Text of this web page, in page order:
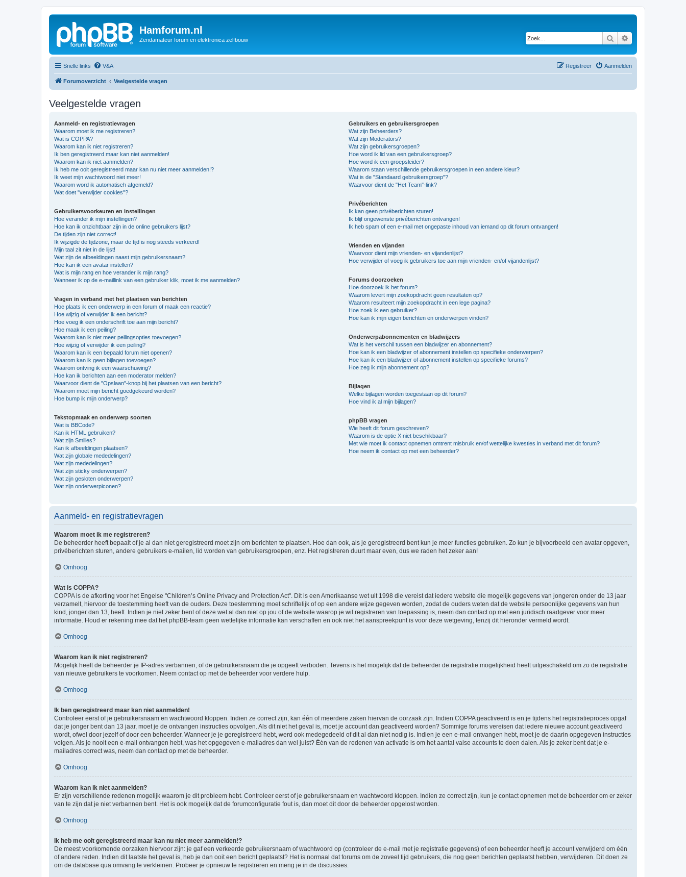
Hamforum.nl
Zendamateur forum en elektronica zelfbouw Zoek
Snelle links V&A Aanmelden
Registreer
Forumoverzicht Veelgestelde vragen
Veelgestelde vragen
Aanmeld- en registratievragen
Waarom moet ik me registreren?
Wat is COPPA?
Waarom kan ik niet registreren?
Ik ben geregistreerd maar kan niet aanmelden!
Waarom kan ik niet aanmelden?
Ik heb me ooit geregistreerd maar kan nu niet meer aanmelden!?
Ik weet mijn wachtwoord niet meer!
Waarom word ik automatisch afgemeld?
Wat doet "verwijder cookies"?
Gebruikersvoorkeuren en instellingen
Hoe verander ik mijn instellingen?
Hoe kan ik onzichtbaar zijn in de online gebruikers lijst?
De tijden zijn niet correct!
Ik wijzigde de tijdzone, maar de tijd is nog steeds verkeerd!
Mijn taal zit niet in de lijst!
Wat zijn de afbeeldingen naast mijn gebruikersnaam?
Hoe kan ik een avatar instellen?
Wat is mijn rang en hoe verander ik mijn rang?
Wanneer ik op de e-maillink van een gebruiker klik, moet ik me aanmelden?
Vragen in verband met het plaatsen van berichten
Hoe plaats ik een onderwerp in een forum of maak een reactie?
Hoe wijzig of verwijder ik een bericht?
Hoe voeg ik een onderschrift toe aan mijn bericht?
Hoe maak ik een peiling?
Waarom kan ik niet meer peilingsopties toevoegen?
Hoe wijzig of verwijder ik een peiling?
Waarom kan ik een bepaald forum niet openen?
Waarom kan ik geen bijlagen toevoegen?
Waarom ontving ik een waarschuwing?
Hoe kan ik berichten aan een moderator melden?
Waarvoor dient de "Opslaan"-knop bij het plaatsen van een bericht?
Waarom moet mijn bericht goedgekeurd worden?
Hoe bump ik mijn onderwerp?
Tekstopmaak en onderwerp soorten
Wat is BBCode?
Kan ik HTML gebruiken?
Wat zijn Smilies?
Kan ik afbeeldingen plaatsen?
Wat zijn globale mededelingen?
Wat zijn mededelingen?
Wat zijn sticky onderwerpen?
Wat zijn gesloten onderwerpen?
Wat zijn onderwerpiconen?
Gebruikers en gebruikersgroepen
Wat zijn Beheerders?
Wat zijn Moderators?
Wat zijn gebruikersgroepen?
Hoe word ik lid van een gebruikersgroep?
Hoe word ik een groepsleider?
Waarom staan verschillende gebruikersgroepen in een andere kleur?
Wat is de "Standaard gebruikersgroep"?
Waarvoor dient de "Het Team"-link?
Privéberichten
Ik kan geen privéberichten sturen!
Ik blijf ongewenste privéberichten ontvangen!
Ik heb spam of een e-mail met ongepaste inhoud van iemand op dit forum ontvangen!
Vrienden en vijanden
Waarvoor dient mijn vrienden- en vijandenlijst?
Hoe verwijder of voeg ik gebruikers toe aan mijn vrienden- en/of vijandenlijst?
Forums doorzoeken
Hoe doorzoek ik het forum?
Waarom levert mijn zoekopdracht geen resultaten op?
Waarom resulteert mijn zoekopdracht in een lege pagina?
Hoe zoek ik een gebruiker?
Hoe kan ik mijn eigen berichten en onderwerpen vinden?
Onderwerpabonnementen en bladwijzers
Wat is het verschil tussen een bladwijzer en abonnement?
Hoe kan ik een bladwijzer of abonnement instellen op specifieke onderwerpen?
Hoe kan ik een bladwijzer of abonnement instellen op specifieke forums?
Hoe zeg ik mijn abonnement op?
Bijlagen
Welke bijlagen worden toegestaan op dit forum?
Hoe vind ik al mijn bijlagen?
phpBB vragen
Wie heeft dit forum geschreven?
Waarom is de optie X niet beschikbaar?
Met wie moet ik contact opnemen omtrent misbruik en/of wettelijke kwesties in verband met dit forum?
Hoe neem ik contact op met een beheerder?
Aanmeld- en registratievragen
Waarom moet ik me registreren?
De beheerder heeft bepaalt of je al dan niet geregistreerd moet zijn om berichten te plaatsen. Hoe dan ook, als je geregistreerd bent kun je meer functies gebruiken. Zo kun je bijvoorbeeld een avatar opgeven,
privéberichten sturen, andere gebruikers e-mailen, lid worden van gebruikersgroepen, enz. Het registreren duurt maar even, dus we raden het zeker aan!
Omhoog
Wat is COPPA?
COPPA is de afkorting voor het Engelse "Children’s Online Privacy and Protection Act". Dit is een Amerikaanse wet uit 1998 die vereist dat iedere website die mogelijk gegevens van jongeren onder de 13 jaar
verzamelt, hiervoor de toestemming heeft van de ouders. Deze toestemming moet schriftelijk of op een andere wijze gegeven worden, zodat de ouders weten dat de website persoonlijke gegevens van hun
kind, jonger dan 13, heeft. Indien je niet zeker bent of deze wet al dan niet op jou of de website waarop je wil registreren van toepassing is, neem dan contact op met een juridisch raadgever voor meer
informatie. Houd er rekening mee dat het phpBB-team geen wettelijke informatie kan verschaffen en ook niet het aanspreekpunt is voor deze wetgeving, tenzij dit hieronder vermeld wordt.
Omhoog
Waarom kan ik niet registreren?
Mogelijk heeft de beheerder je IP-adres verbannen, of de gebruikersnaam die je opgeeft verboden. Tevens is het mogelijk dat de beheerder de registratie mogelijkheid heeft uitgeschakeld om zo de registratie
van nieuwe gebruikers te voorkomen. Neem contact op met de beheerder voor verdere hulp.
Omhoog
Ik ben geregistreerd maar kan niet aanmelden!
Controleer eerst of je gebruikersnaam en wachtwoord kloppen. Indien ze correct zijn, kan één of meerdere zaken hiervan de oorzaak zijn. Indien COPPA geactiveerd is en je tijdens het registratieproces opgaf
dat je jonger bent dan 13 jaar, moet je de ontvangen instructies opvolgen. Als dit niet het geval is, moet je account dan geactiveerd worden? Sommige forums vereisen dat iedere nieuwe account geactiveerd
wordt, ofwel door jezelf of door een beheerder. Wanneer je je geregistreerd hebt, werd ook medegedeeld of dit al dan niet nodig is. Indien je een e-mail ontvangen hebt, moet je de daarin opgegeven instructies
volgen. Als je nooit een e-mail ontvangen hebt, was het opgegeven e-mailadres dan wel juist? Één van de redenen van activatie is om het aantal valse accounts te doen dalen. Als je zeker bent dat je e-
mailadres correct was, neem dan contact op met de beheerder.
Omhoog
Waarom kan ik niet aanmelden?
Er zijn verschillende redenen mogelijk waarom je dit probleem hebt. Controleer eerst of je gebruikersnaam en wachtwoord kloppen. Indien ze correct zijn, kun je contact opnemen met de beheerder om er zeker
van te zijn dat je niet verbannen bent. Het is ook mogelijk dat de forumconfiguratie fout is, dan moet dit door de beheerder opgelost worden.
Omhoog
Ik heb me ooit geregistreerd maar kan nu niet meer aanmelden!?
De meest voorkomende oorzaken hiervoor zijn: je gaf een verkeerde gebruikersnaam of wachtwoord op (controleer de e-mail met je registratie gegevens) of een beheerder heeft je account verwijderd om één
of andere reden. Indien dit laatste het geval is, heb je dan ooit een bericht geplaatst? Het is normaal dat forums om de zoveel tijd gebruikers, die nog geen berichten geplaatst hebben, verwijderen. Dit doen ze
om de database qua omvang te verkleinen. Probeer je opnieuw te registreren en meng je in de discussies.